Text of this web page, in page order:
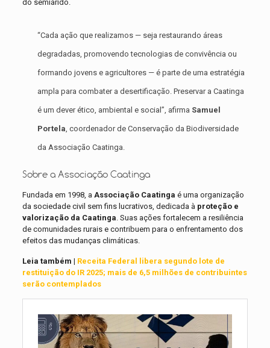
do semiárido.
“Cada ação que realizamos — seja restaurando áreas
degradadas, promovendo tecnologias de convivência ou
formando jovens e agricultores — é parte de uma estratégia
ampla para combater a desertificação. Preservar a Caatinga
é um dever ético, ambiental e social”, afirma Samuel
Portela , coordenador de Conservação da Biodiversidade
da Associação Caatinga.
Sobre a Associação Caatinga
Fundada em 1998, a Associação Caatinga é uma organização
da sociedade civil sem fins lucrativos, dedicada à proteção e
valorização da Caatinga . Suas ações fortalecem a resiliência
de comunidades rurais e contribuem para o enfrentamento dos
efeitos das mudanças climáticas.
Leia também | Receita Federal libera segundo lote de
restituição do IR 2025; mais de 6,5 milhões de contribuintes
serão contemplados